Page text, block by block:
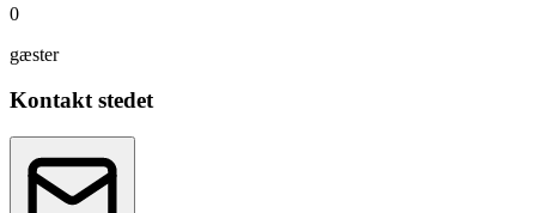
0
gæster
Kontakt stedet